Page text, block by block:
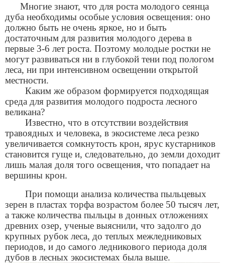
Многие знают, что для роста молодого сеянца
дуба необходимы особые условия освещения: оно
должно быть не очень яркое, но и быть
достаточным для развития молодого дерева в
первые 3-6 лет роста. Поэтому молодые ростки не
могут развиваться ни в глубокой тени под пологом
леса, ни при интенсивном освещении открытой
местности.
Каким же образом формируется подходящая
среда для развития молодого подроста лесного
великана?
Известно, что в отсутствии воздействия
травоядных и человека, в экосистеме леса резко
увеличивается сомкнутость крон, ярус кустарников
становится гуще и, следовательно, до земли доходит
лишь малая доля того освещения, что попадает на
вершины крон.
При помощи анализа количества пыльцевых
зерен в пластах торфа возрастом более 50 тысяч лет,
а также количества пыльцы в донных отложениях
древних озер, ученые выяснили, что задолго до
крупных рубок леса, до теплых межледниковых
периодов, и до самого ледникового периода доля
дубов в лесных экосистемах была выше.